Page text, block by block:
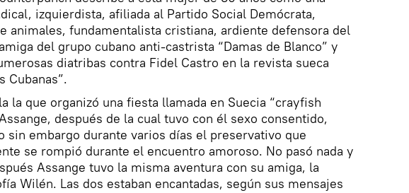
izquierdista, afiliada al Partido Social Demócrata,
animales, fundamentalista cristiana, ardiente defensora del
del grupo cubano anti-castrista “Damas de Blanco” y
diatribas contra Fidel Castro en la revista sueca
Cubanas”.
la que organizó una fiesta llamada en Suecia “crayfish
después de la cual tuvo con él sexo consentido,
sin embargo durante varios días el preservativo que
se rompió durante el encuentro amoroso. No pasó nada y
Assange tuvo la misma aventura con su amiga, la
Wilén. Las dos estaban encantadas, según sus mensajes